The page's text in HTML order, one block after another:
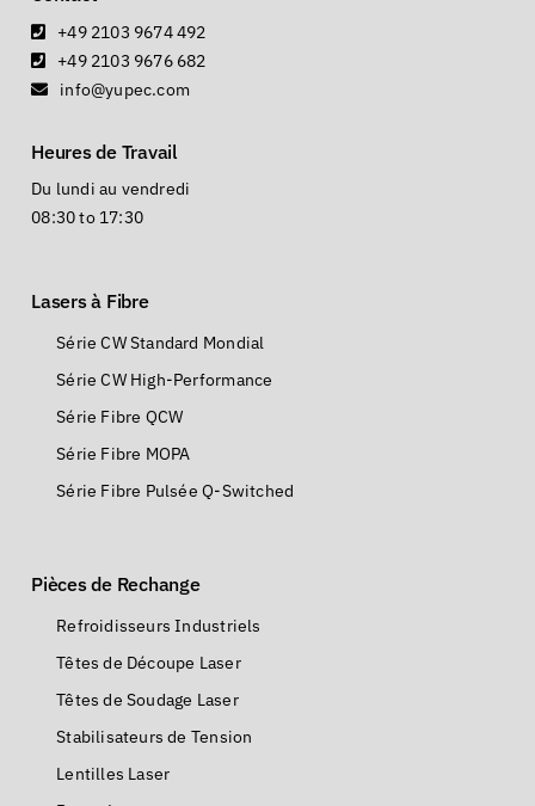
+49 2103 9674 492
+49 2103 9676 682
info@yupec.com
Heures de Travail
Du lundi au vendredi
08:30 to 17:30
Lasers à Fibre
Série CW Standard Mondial
Série CW High-Performance
Série Fibre QCW
Série Fibre MOPA
Série Fibre Pulsée Q-Switched
Pièces de Rechange
Refroidisseurs Industriels
Têtes de Découpe Laser
Têtes de Soudage Laser
Stabilisateurs de Tension
Lentilles Laser